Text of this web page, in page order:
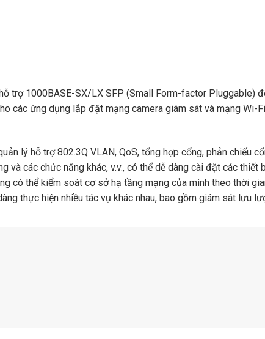
trợ 1000BASE-SX/LX SFP (Small Form-factor Pluggable)
các ứng dụng lắp đặt mạng camera giám sát và mạng Wi-Fi
lý hỗ trợ 802.3Q VLAN, QoS, tổng hợp cổng, phản chiếu
các chức năng khác, v.v., có thể dễ dàng cài đặt các thiết
có thể kiểm soát cơ sở hạ tầng mạng của mình theo thời
thực hiện nhiều tác vụ khác nhau, bao gồm giám sát lưu